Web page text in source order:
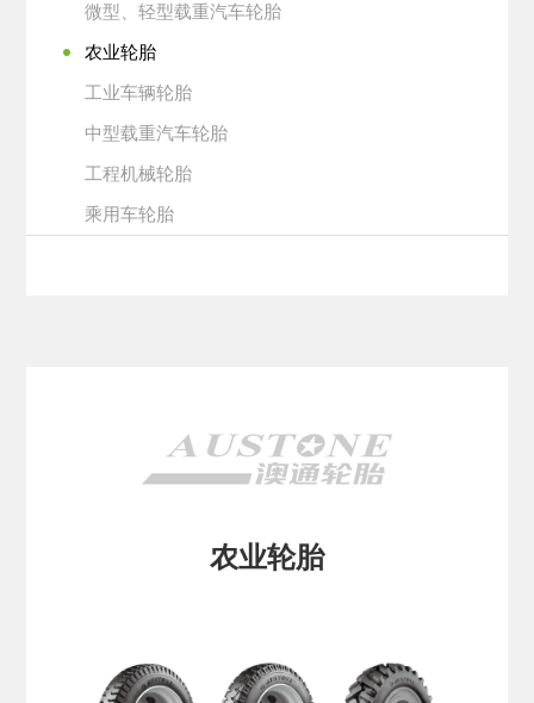
微型、轻型载重汽车轮胎
农业轮胎
工业车辆轮胎
中型载重汽车轮胎
工程机械轮胎
乘用车轮胎
农业轮胎